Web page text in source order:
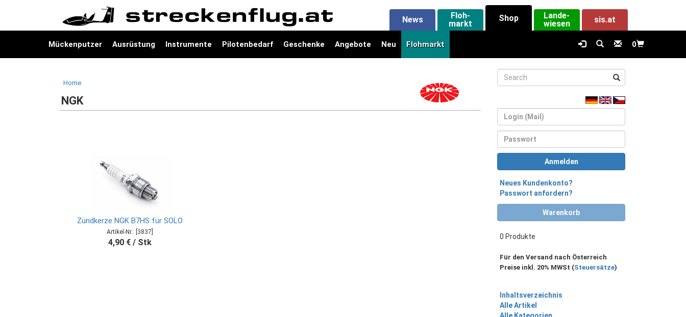
News
Floh-
markt
Shop
Lande-
wiesen
sis.at
Mückenputzer Ausrüstung Instrumente Pilotenbedarf Geschenke Angebote Neu Flohmarkt 0
Home
NGK
Zündkerze NGK B7HS für SOLO
Artikel-Nr.: [3837]
4,90 € / Stk
Login
Passwort
Anmelden
Neues Kundenkonto?
Passwort anfordern?
Warenkorb
0 Produkte
Für den Versand nach Österreich
Preise inkl. 20% MWSt (Steuersätze)
Inhaltsverzeichnis
Alle Artikel